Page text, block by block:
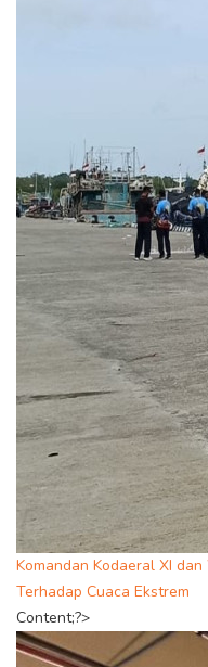
Komandan Kodaeral XI
Terhadap Cuaca Ekstrem
Content;?>